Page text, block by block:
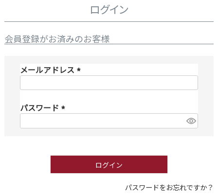
ログイン
会員登録がお済みのお客様
メールアドレス
パスワード
)
ログイン
パスワードをお忘れですか？